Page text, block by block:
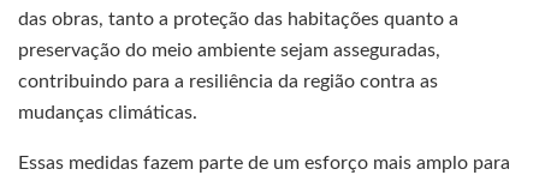
das obras, tanto a proteção das habitações quanto a
preservação do meio ambiente sejam asseguradas,
contribuindo para a resiliência da região contra as
mudanças climáticas.
Essas medidas fazem parte de um esforço mais amplo para